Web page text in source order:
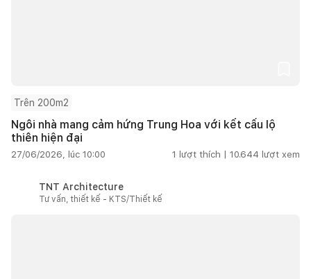
Trên 200m2
Ngôi nhà mang cảm hứng Trung Hoa với kết cấu lộ
thiên hiện đại
27/06/2026, lúc 10:00 1 lượt thích | 10.644 lượt xem
TNT Architecture
Tư vấn, thiết kế - KTS/Thiết kế